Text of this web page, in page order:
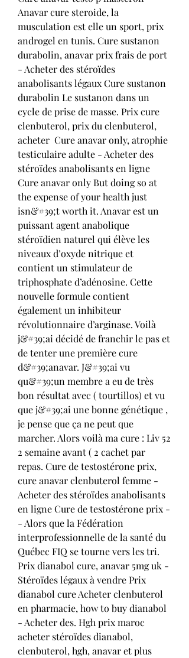
Anavar cure steroide, la
musculation est elle un sport, prix
androgel en tunis. Cure sustanon
durabolin, anavar prix frais de port
- Acheter des stéroïdes
anabolisants légaux Cure sustanon
durabolin Le sustanon dans un
cycle de prise de masse. Prix cure
clenbuterol, prix du clenbuterol,
acheter  Cure anavar only, atrophie
testiculaire adulte - Acheter des
stéroïdes anabolisants en ligne
Cure anavar only But doing so at
the expense of your health just
isn&#39;t worth it. Anavar est un
puissant agent anabolique
stéroïdien naturel qui élève les
niveaux d’oxyde nitrique et
contient un stimulateur de
triphosphate d’adénosine. Cette
nouvelle formule contient
également un inhibiteur
révolutionnaire d’arginase. Voilà
j&#39;ai décidé de franchir le pas et
de tenter une première cure
d&#39;anavar. J&#39;ai vu
qu&#39;un membre a eu de très
bon résultat avec ( tourtillos) et vu
que j&#39;ai une bonne génétique ,
je pense que ça ne peut que
marcher. Alors voilà ma cure : Liv 52
2 semaine avant ( 2 cachet par
repas. Cure de testostérone prix,
cure anavar clenbuterol femme -
Acheter des stéroïdes anabolisants
en ligne Cure de testostérone prix -
- Alors que la Fédération
interprofessionnelle de la santé du
Québec FIQ se tourne vers les tri.
Prix dianabol cure, anavar 5mg uk -
Stéroïdes légaux à vendre Prix
dianabol cure Acheter clenbuterol
en pharmacie, how to buy dianabol
- Acheter des. Hgh prix maroc
acheter stéroïdes dianabol,
clenbuterol, hgh, anavar et plus